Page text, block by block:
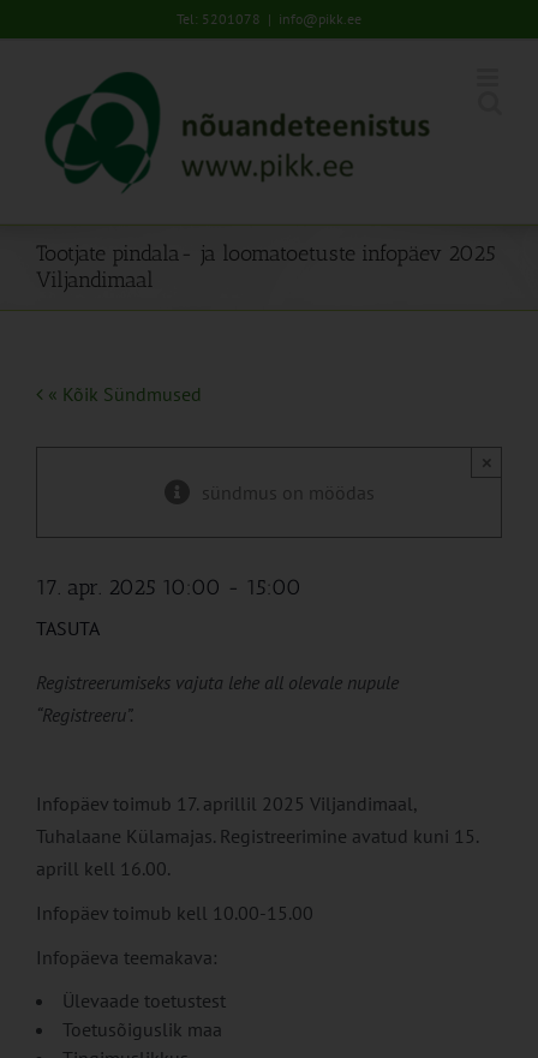
to
Tel: 5201078 | info@pikk.ee
Tootjate pindala- ja loomatoetuste infopäev 2025
Viljandimaal
« Kõik Sündmused
sündmus on möödas
×
17. apr. 2025 10:00 - 15:00
TASUTA
Registreerumiseks vajuta lehe all olevale nupule
“Registreeru”.
Infopäev toimub 17. aprillil 2025 Viljandimaal,
Tuhalaane Külamajas. Registreerimine avatud kuni 15.
aprill kell 16.00.
Infopäev toimub kell 10.00-15.00
Infopäeva teemakava:
Ülevaade toetustest
Toetusõiguslik maa